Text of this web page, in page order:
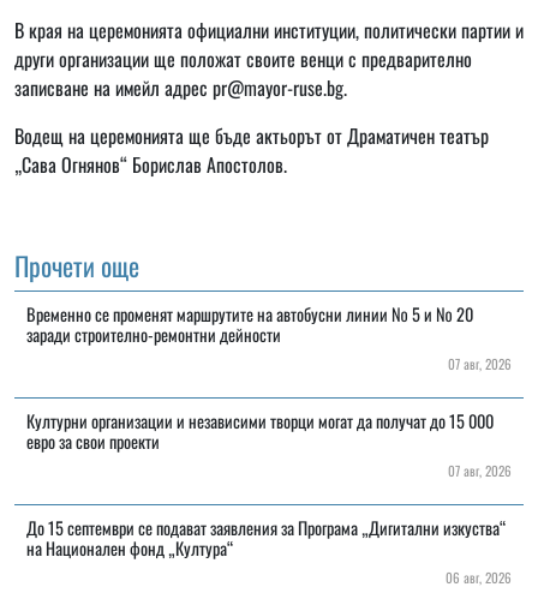
В края на церемонията официални институции, политически партии и
други организации ще положат своите венци с предварително
записване на имейл адрес pr@mayor-ruse.bg.
Водещ на церемонията ще бъде актьорът от Драматичен театър
„Сава Огнянов“ Борислав Апостолов.
Прочети още
Временно се променят маршрутите на автобусни линии № 5 и № 20
заради строително-ремонтни дейности
07 авг, 2026
Културни организации и независими творци могат да получат до 15 000
евро за свои проекти
07 авг, 2026
До 15 септември се подават заявления за Програма „Дигитални изкуства“
на Национален фонд „Култура“
06 авг, 2026